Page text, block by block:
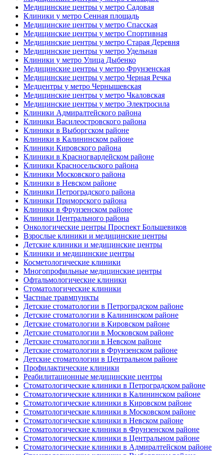
Медицинские центры у метро Садовая
Клиники у метро Сенная площадь
Медицинские центры у метро Спасская
Медицинские центры у метро Спортивная
Медицинские центры у метро Старая Деревня
Медицинские центры у метро Удельная
Клиники у метро Улица Дыбенко
Медицинские центры у метро Фрунзенская
Медицинские центры у метро Черная Речка
Медцентры у метро Чернышевская
Медицинские центры у метро Чкаловская
Медицинские центры у метро Электросила
Клиники Адмиралтейского района
Клиники Василеостровского района
Клиники в Выборгском районе
Клиники в Калининском районе
Клиники Кировского района
Клиники в Красногвардейском районе
Клиники Красносельского района
Клиники Московского района
Клиники в Невском районе
Клиники Петроградского района
Клиники Приморского района
Клиники в Фрунзенском районе
Клиники Центрального района
Онкологические центры Проспект Большевиков
Взрослые клиники и медицинские центры
Детские клиники и медицинские центры
Клиники и медицинские центры
Косметологические клиники
Многопрофильные медицинские центры
Офтальмологические клиники
Стоматологические клиники
Частные травмпункты
Детские стоматологии в Петроградском районе
Детские стоматологии в Калининском районе
Детские стоматологии в Кировском районе
Детские стоматологии в Московском районе
Детские стоматологии в Невском районе
Детские стоматологии в Фрунзенском районе
Детские стоматологии в Центральном районе
Профилактические клиники
Реабилитационные медицинские центры
Стоматологические клиники в Петроградском районе
Стоматологические клиники в Калининском районе
Стоматологические клиники в Кировском районе
Стоматологические клиники в Московском районе
Стоматологические клиники в Невском районе
Стоматологические клиники в Фрунзенском районе
Стоматологические клиники в Центральном районе
Стоматологические клиники в Адмиралтейском районе